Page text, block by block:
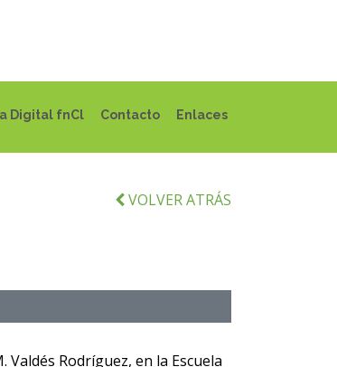
Digital fnCl Contacto Enlaces
VOLVER ATRÁS
Rodríguez, en la Escuela